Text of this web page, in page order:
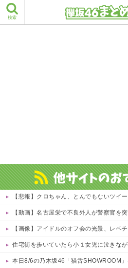
検索
【悲報】クロちゃん、とんでもないツイ
【動画】名古屋栄で不良外人が警察官を
【画像】アイドルのオフ会の光景、レベ
住宅街を歩いていたら小１女児に泣きながら抱きつかれた。鍵っ子のピンチに付き添い30分…無事にお母さんが現れるも、
本日8/6の乃木坂46「猫舌SHOWROOM